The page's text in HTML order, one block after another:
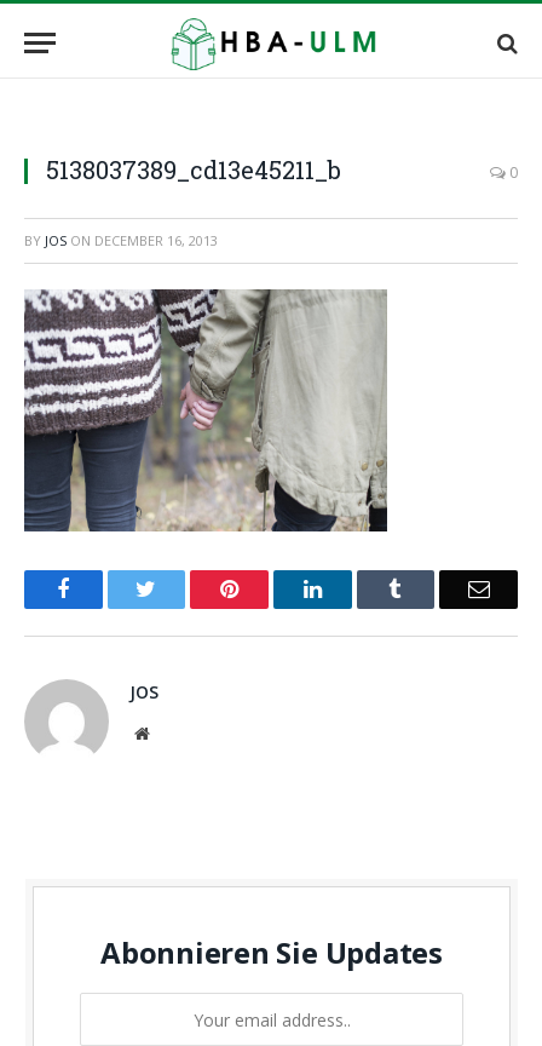
5138037389_cd13e45211_b 0
BY JOS ON DECEMBER 16, 2013
Facebook Pinterest LinkedIn Email
JOS
Website
Abonnieren Sie Updates